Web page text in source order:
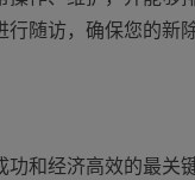
行随访，确保您的新
功和经济高效的最关